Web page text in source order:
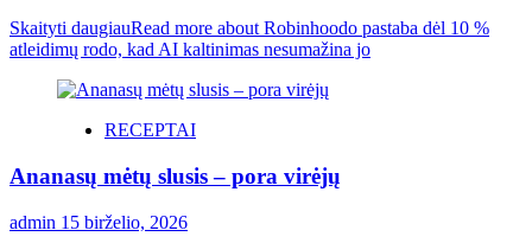
Skaityti daugiauRead more about Robinhoodo pastaba dėl 10 %
atleidimų rodo, kad AI kaltinimas nesumažina jo
RECEPTAI
Ananasų mėtų slusis – pora virėjų
admin 15 birželio, 2026